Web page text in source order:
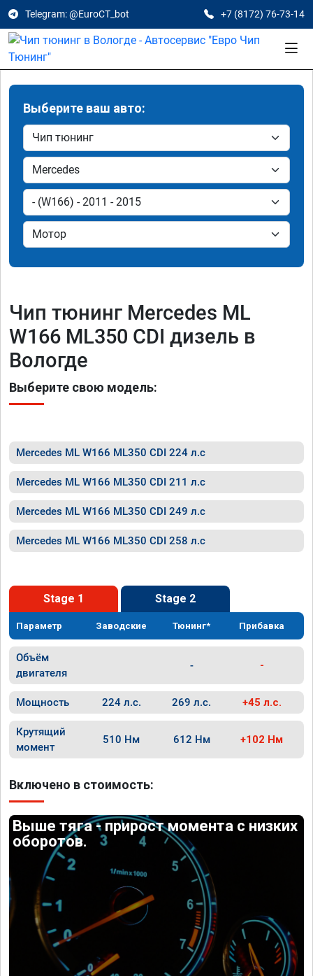
Telegram: @EuroCT_bot +7 (8172) 76-73-14
Выберите ваш авто:
Чип тюнинг Mercedes ML
W166 ML350 CDI дизель в
Вологде
Выберите свою модель:
Mercedes ML W166 ML350 CDI 224 л.с
Mercedes ML W166 ML350 CDI 211 л.с
Mercedes ML W166 ML350 CDI 249 л.с
Mercedes ML W166 ML350 CDI 258 л.с
Stage 1 Stage 2
Параметр Заводские Тюнинг* Прибавка
Объём
двигателя
- -
Мощность 224 л.с. 269 л.с. +45 л.с.
Крутящий
момент
510 Нм 612 Нм +102 Нм
Включено в стоимость:
Выше тяга - прирост момента с низких
оборотов.